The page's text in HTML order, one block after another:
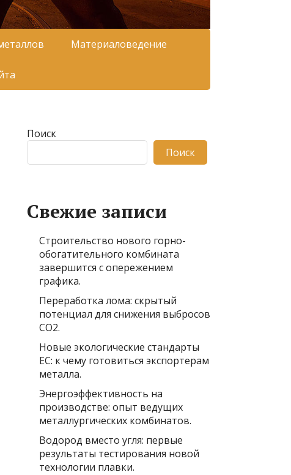
Материаловедение
Поиск
Поиск
Свежие записи
Строительство нового горно-
обогатительного комбината
завершится с опережением
графика.
Переработка лома: скрытый
потенциал для снижения выбросов
CO2.
Новые экологические стандарты
ЕС: к чему готовиться экспортерам
металла.
Энергоэффективность на
производстве: опыт ведущих
металлургических комбинатов.
Водород вместо угля: первые
результаты тестирования новой
технологии плавки.